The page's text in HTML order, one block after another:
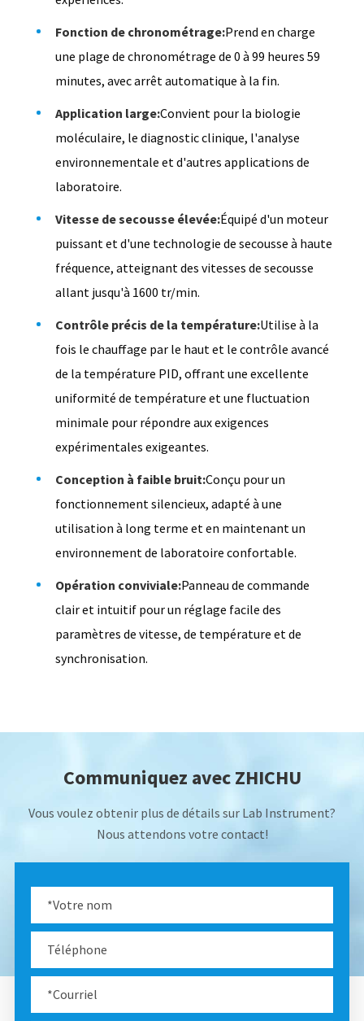
Fonction de chronométrage:Prend en charge
une plage de chronométrage de 0 à 99 heures 59
minutes, avec arrêt automatique à la fin.
Application large:Convient pour la biologie
moléculaire, le diagnostic clinique, l'analyse
environnementale et d'autres applications de
laboratoire.
Vitesse de secousse élevée:Équipé d'un moteur
puissant et d'une technologie de secousse à haute
fréquence, atteignant des vitesses de secousse
allant jusqu'à 1600 tr/min.
Contrôle précis de la température:Utilise à la
fois le chauffage par le haut et le contrôle avancé
de la température PID, offrant une excellente
uniformité de température et une fluctuation
minimale pour répondre aux exigences
expérimentales exigeantes.
Conception à faible bruit:Conçu pour un
fonctionnement silencieux, adapté à une
utilisation à long terme et en maintenant un
environnement de laboratoire confortable.
Opération conviviale:Panneau de commande
clair et intuitif pour un réglage facile des
paramètres de vitesse, de température et de
synchronisation.
Communiquez avec ZHICHU
Vous voulez obtenir plus de détails sur Lab Instrument?
Nous attendons votre contact!